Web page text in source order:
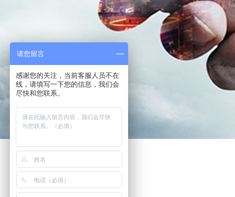
请您留言
感谢您的关注，当前客服人员不在
线，请填写一下您的信息，我们会
尽快和您联系。